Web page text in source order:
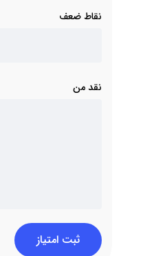
نقاط ضعف
نقد من
ثبت امتیاز